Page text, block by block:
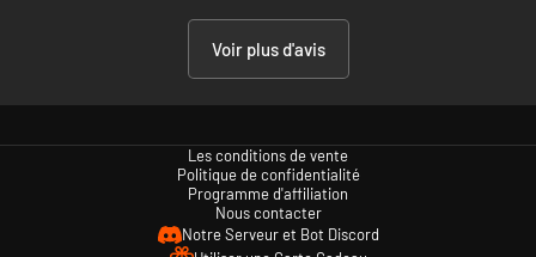
Voir plus d'avis
Les conditions de vente
Politique de confidentialité
Programme d'affiliation
Nous contacter
Notre Serveur et Bot Discord